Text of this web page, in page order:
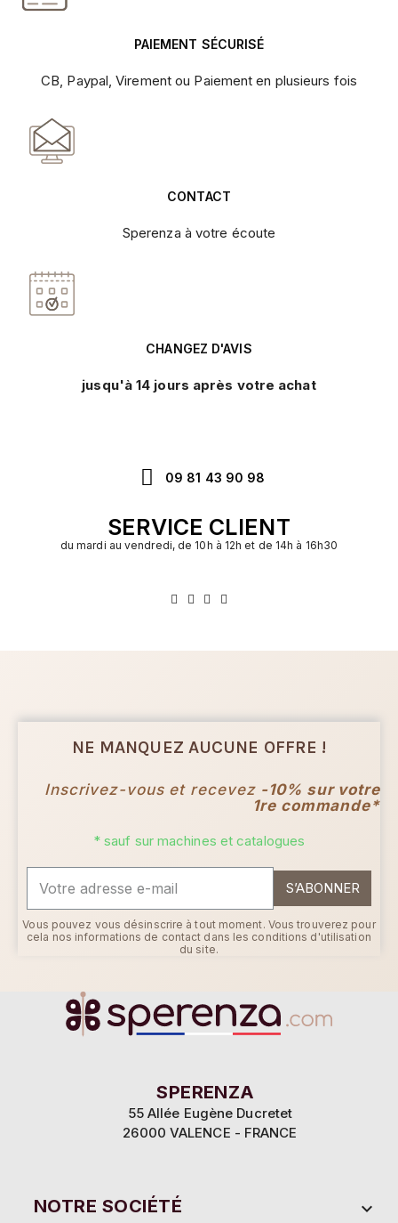
PAIEMENT SÉCURISÉ
CB, Paypal, Virement ou Paiement en plusieurs fois
CONTACT
Sperenza à votre écoute
CHANGEZ D'AVIS
jusqu'à 14 jours après votre achat
09 81 43 90 98
SERVICE CLIENT
du mardi au vendredi, de 10h à 12h et de 14h à 16h30
NE MANQUEZ AUCUNE OFFRE !
Inscrivez-vous et recevez -10% sur votre
1re commande*
* sauf sur machines et catalogues
S’ABONNER
Vous pouvez vous désinscrire à tout moment. Vous trouverez pour
cela nos informations de contact dans les conditions d'utilisation
du site.
SPERENZA
55 Allée Eugène Ducretet
26000 VALENCE - FRANCE
NOTRE SOCIÉTÉ 